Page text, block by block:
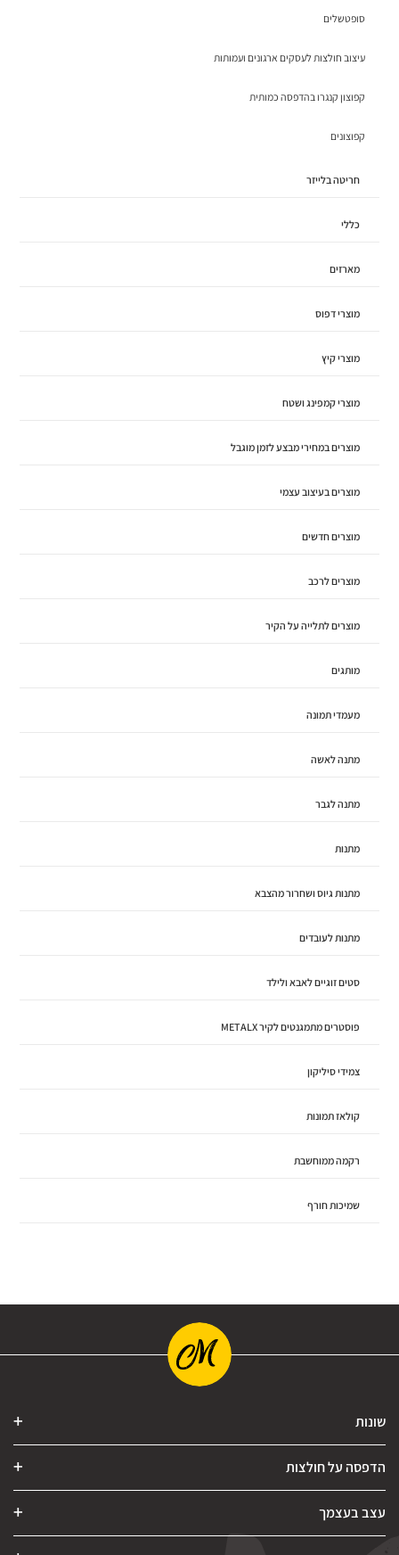
סופטשלים
עיצוב חולצות לעסקים ארגונים ועמותות
קפוצון קנגרו בהדפסה כמותית
קפוצונים
חריטה בלייזר
כללי
מארזים
מוצרי דפוס
מוצרי קיץ
מוצרי קמפינג ושטח
מוצרים במחירי מבצע לזמן מוגבל
מוצרים בעיצוב עצמי
מוצרים חדשים
מוצרים לרכב
מוצרים לתלייה על הקיר
מותגים
מעמדי תמונה
מתנה לאשה
מתנה לגבר
מתנות
מתנות גיוס ושחרור מהצבא
מתנות לעובדים
סטים זוגיים לאבא ולילד
פוסטרים מתמגנטים לקיר METALX
צמידי סיליקון
קולאז תמונות
רקמה ממוחשבת
שמיכות חורף
שונות
הדפסה על חולצות
עצב בעצמך